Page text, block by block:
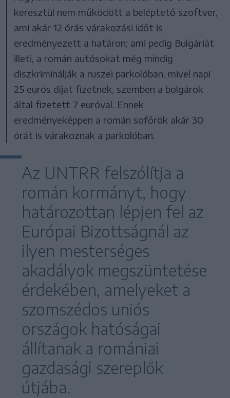
keresztül nem működött a beléptető szoftver,
ami akár 12 órás várakozási időt is
eredményezett a határon; ami pedig Bulgáriát
illeti, a román autósokat még mindig
diszkriminálják a ruszei parkolóban, mivel napi
25 eurós díjat fizetnek, szemben a bolgárok
által fizetett 7 euróval. Ennek
eredményeképpen a román sofőrök akár 30
órát is várakoznak a parkolóban.
Az UNTRR felszólítja a
román kormányt, hogy
határozottan lépjen fel az
Európai Bizottságnál az
ilyen mesterséges
akadályok megszüntetése
érdekében, amelyeket a
szomszédos uniós
országok hatóságai
állítanak a romániai
gazdasági szereplők
útjába.